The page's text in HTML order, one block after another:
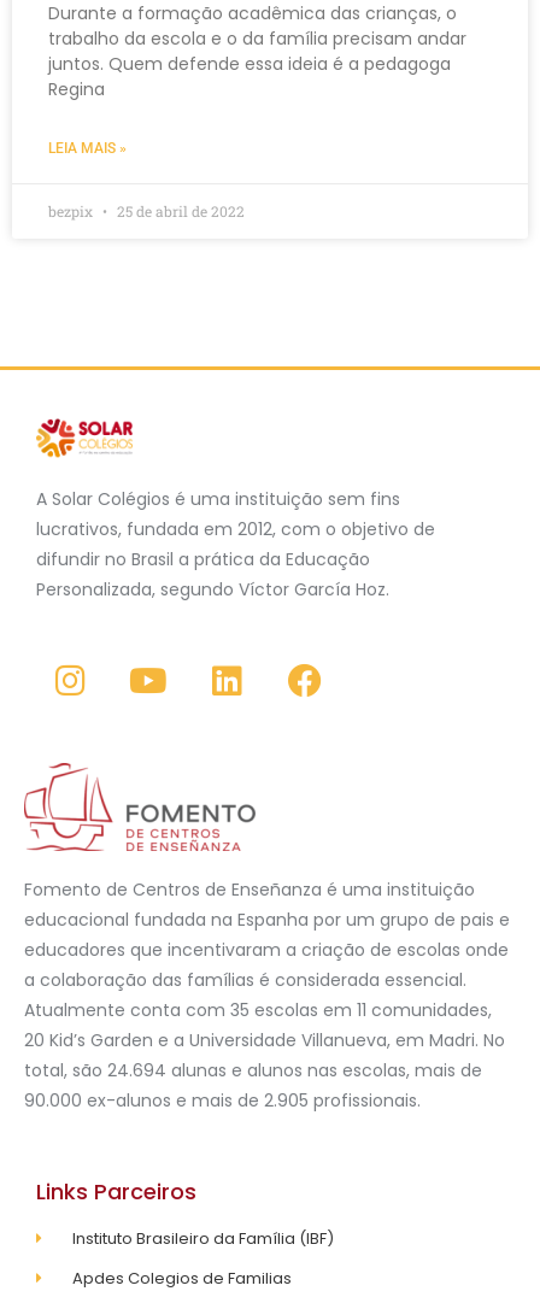
Durante a formação acadêmica das crianças, o
trabalho da escola e o da família precisam andar
juntos. Quem defende essa ideia é a pedagoga
Regina
LEIA MAIS »
bezpix 25 de abril de 2022
A Solar Colégios é uma instituição sem fins
lucrativos, fundada em 2012, com o objetivo de
difundir no Brasil a prática da Educação
Personalizada, segundo Víctor García Hoz.
Fomento de Centros de Enseñanza é uma instituição
educacional fundada na Espanha por um grupo de pais e
educadores que incentivaram a criação de escolas onde
a colaboração das famílias é considerada essencial.
Atualmente conta com 35 escolas em 11 comunidades,
20 Kid’s Garden e a Universidade Villanueva, em Madri. No
total, são 24.694 alunas e alunos nas escolas, mais de
90.000 ex-alunos e mais de 2.905 profissionais.
Links Parceiros
Instituto Brasileiro da Família (IBF)
Apdes Colegios de Familias